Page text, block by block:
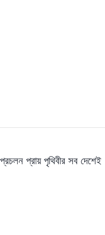
প্রায় পৃথিবীর সব দেশেই